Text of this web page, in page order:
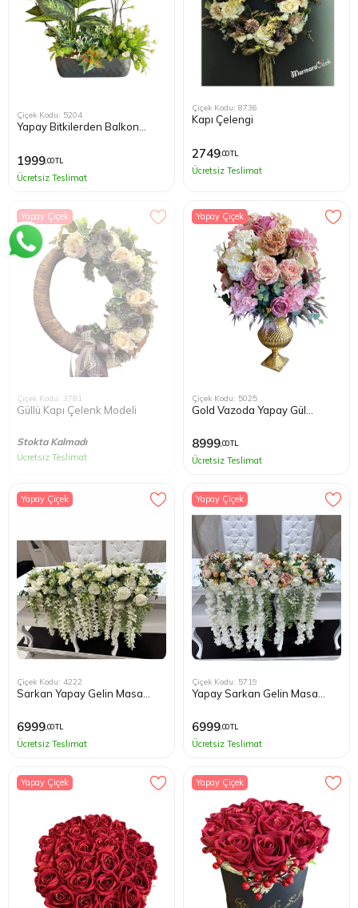
Çiçek Kodu: 5204
Yapay Bitkilerden Balkon
1999,00 TL
Ücretsiz Teslimat
Çiçek Kodu: 8736
Kapı Çelengi
2749,00 TL
Ücretsiz Teslimat
Yapay Çiçek
Çiçek Kodu: 3781
Güllü Kapı Çelenk Modeli
Stokta Kalmadı
Ücretsiz Teslimat
Yapay Çiçek
Çiçek Kodu: 5025
Gold Vazoda Yapay Gül
8999,00 TL
Ücretsiz Teslimat
Yapay Çiçek
Çiçek Kodu: 4222
Sarkan Yapay Gelin Masa
6999,00 TL
Ücretsiz Teslimat
Yapay Çiçek
Çiçek Kodu: 5719
Yapay Sarkan Gelin Masa
6999,00 TL
Ücretsiz Teslimat
Yapay Çiçek Yapay Çiçek